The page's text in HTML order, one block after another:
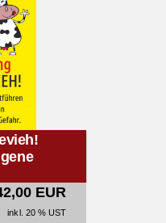
EUR
inkl. 20 % UST